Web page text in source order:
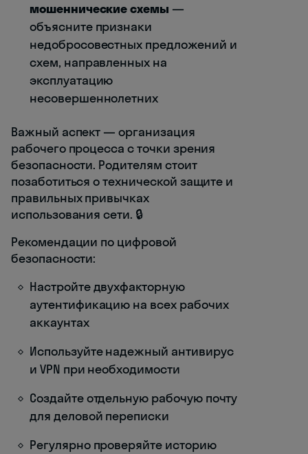
мошеннические схемы —
объясните признаки
недобросовестных предложений и
схем, направленных на
эксплуатацию
несовершеннолетних
Важный аспект — организация
рабочего процесса с точки зрения
безопасности. Родителям стоит
позаботиться о технической защите и
правильных привычках
использования сети. 🔒
Рекомендации по цифровой
безопасности:
Настройте двухфакторную
аутентификацию на всех рабочих
аккаунтах
Используйте надежный антивирус
и VPN при необходимости
Создайте отдельную рабочую почту
для деловой переписки
Регулярно проверяйте историю